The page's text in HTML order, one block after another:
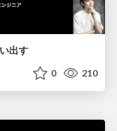
出す
0 210